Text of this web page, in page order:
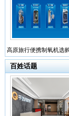
高原旅行便携制氧机选
百姓话题